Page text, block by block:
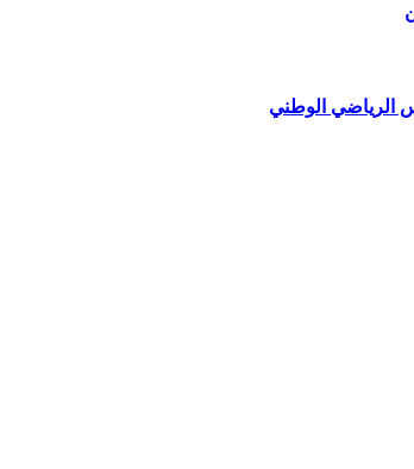
الرياضي الوطني